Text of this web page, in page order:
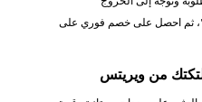
ثم احصل على خصم فوري على
من ويريتس